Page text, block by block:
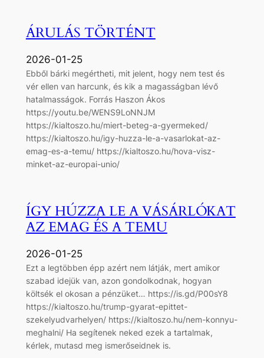
ÁRULÁS TÖRTÉNT
2026-01-25
Ebből bárki megértheti, mit jelent, hogy nem test és
vér ellen van harcunk, és kik a magasságban lévő
hatalmasságok. Forrás Haszon Ákos
https://youtu.be/WENS9LoNNJM
https://kialtoszo.hu/miert-beteg-a-gyermeked/
https://kialtoszo.hu/igy-huzza-le-a-vasarlokat-az-
emag-es-a-temu/ https://kialtoszo.hu/hova-visz-
minket-az-europai-unio/
ÍGY HÚZZA LE A VÁSÁRLÓKAT
AZ EMAG ÉS A TEMU
2026-01-25
Ezt a legtöbben épp azért nem látják, mert amikor
szabad idejük van, azon gondolkodnak, hogyan
költsék el okosan a pénzüket… https://is.gd/P00sY8
https://kialtoszo.hu/trump-gyarat-epittet-
szekelyudvarhelyen/ https://kialtoszo.hu/nem-konnyu-
meghalni/ Ha segítenek neked ezek a tartalmak,
kérlek, mutasd meg ismerőseidnek is.